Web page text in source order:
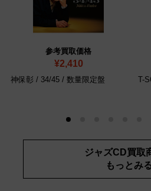
参考買取価格
¥2,410
神保彰 / 34/45 / 数量限定盤 T-
ジャズCD買取
もっとみ